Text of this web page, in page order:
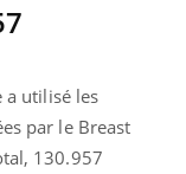
a utilisé les
par le Breast
130.957